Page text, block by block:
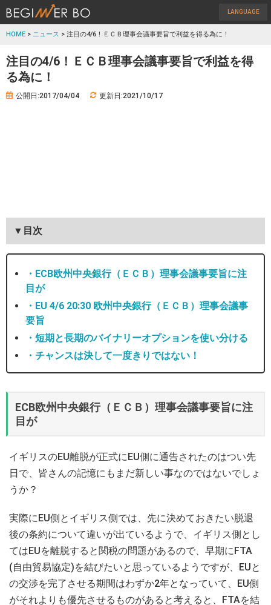
LANGUAGE
HOME > ニュース > 注目の4/6！ＥＣＢ理事会議事要旨で利益を得る為に！
注目の4/6！ＥＣＢ理事会議事要旨で利益を得
る為に！
公開日:2017/04/04 更新日:2021/10/17
▼目次
・ECB欧州中央銀行（ＥＣＢ）理事会議事要旨に注
目が
・EU 4/6 20:30 欧州中央銀行（ＥＣＢ）理事会議事
要旨
・短期と長期のバイナリーオプションを使い分ける
・チャンスは決して一度きりではない！
ECB欧州中央銀行（ＥＣＢ）理事会議事要旨に注
目が
イギリスのEU離脱が正式にEU側に通告されたのはつい先
日で、皆さんの記憶にもまだ新しい事なのではないでしょ
うか？
実際にEU側とイギリス側では、先に決めておきたい脱退
後の条約について違いが出ているようで、イギリス側とし
てはEUを離脱すると関税の問題があるので、早期にFTA
(自由貿易協定)を結びたいと思っているようですが、EUと
の交渉を完了させる期間はわずか2年となっていて、EU側
がそれよりも優先させるものがあると考えると、FTAを結